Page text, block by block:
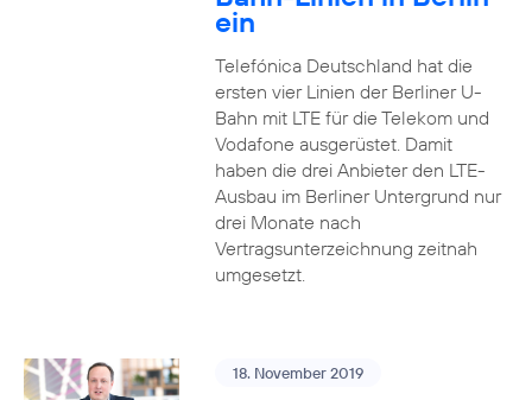
ein
Telefónica Deutschland hat die
ersten vier Linien der Berliner U-
Bahn mit LTE für die Telekom und
Vodafone ausgerüstet. Damit
haben die drei Anbieter den LTE-
Ausbau im Berliner Untergrund nur
drei Monate nach
Vertragsunterzeichnung zeitnah
umgesetzt.
18. November 2019